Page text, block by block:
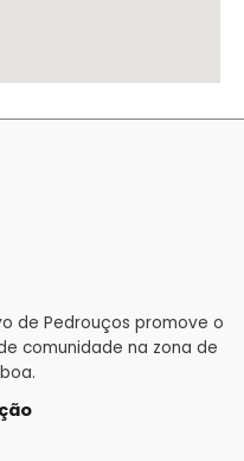
de Pedrouços promove o
comunidade na zona de